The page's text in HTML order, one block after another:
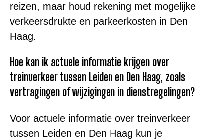
reizen, maar houd rekening met mogelijke
verkeersdrukte en parkeerkosten in Den
Haag.
Hoe kan ik actuele informatie krijgen over
treinverkeer tussen Leiden en Den Haag, zoals
vertragingen of wijzigingen in dienstregelingen?
Voor actuele informatie over treinverkeer
tussen Leiden en Den Haag kun je